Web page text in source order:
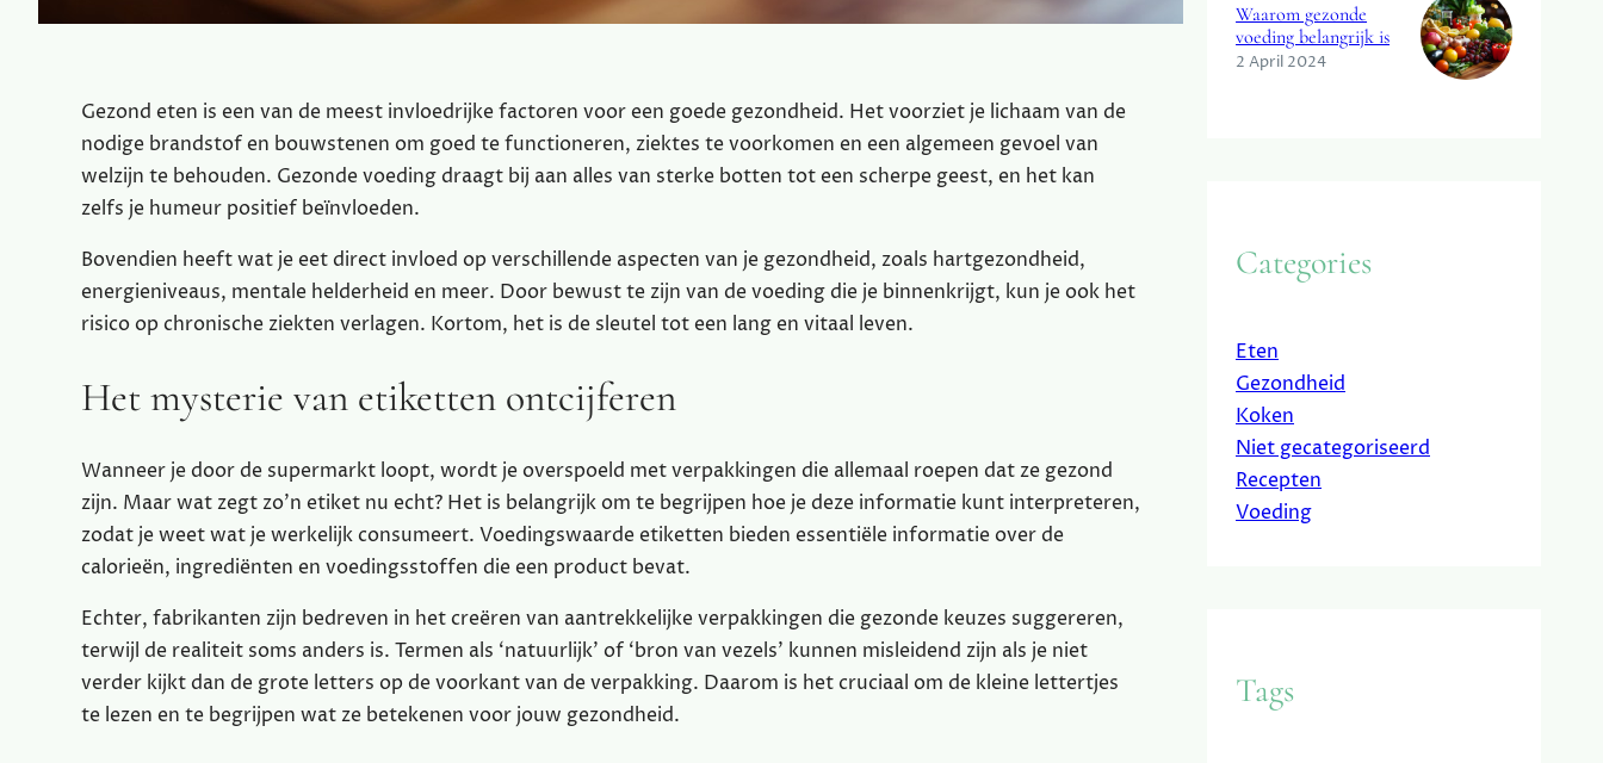
Gezond eten is een van de meest invloedrijke factoren voor een goede gezondheid. Het voorziet je lichaam van de
nodige brandstof en bouwstenen om goed te functioneren, ziektes te voorkomen en een algemeen gevoel van
welzijn te behouden. Gezonde voeding draagt bij aan alles van sterke botten tot een scherpe geest, en het kan
zelfs je humeur positief beïnvloeden.
Bovendien heeft wat je eet direct invloed op verschillende aspecten van je gezondheid, zoals hartgezondheid,
energieniveaus, mentale helderheid en meer. Door bewust te zijn van de voeding die je binnenkrijgt, kun je ook het
risico op chronische ziekten verlagen. Kortom, het is de sleutel tot een lang en vitaal leven.
Het mysterie van etiketten ontcijferen
Wanneer je door de supermarkt loopt, wordt je overspoeld met verpakkingen die allemaal roepen dat ze gezond
zijn. Maar wat zegt zo’n etiket nu echt? Het is belangrijk om te begrijpen hoe je deze informatie kunt interpreteren,
zodat je weet wat je werkelijk consumeert. Voedingswaarde etiketten bieden essentiële informatie over de
calorieën, ingrediënten en voedingsstoffen die een product bevat.
Echter, fabrikanten zijn bedreven in het creëren van aantrekkelijke verpakkingen die gezonde keuzes suggereren,
terwijl de realiteit soms anders is. Termen als ‘natuurlijk’ of ‘bron van vezels’ kunnen misleidend zijn als je niet
verder kijkt dan de grote letters op de voorkant van de verpakking. Daarom is het cruciaal om de kleine lettertjes
te lezen en te begrijpen wat ze betekenen voor jouw gezondheid.
Waarom gezonde
voeding belangrijk is
2 April 2024
Categories
Eten
Gezondheid
Koken
Niet gecategoriseerd
Recepten
Voeding
Tags